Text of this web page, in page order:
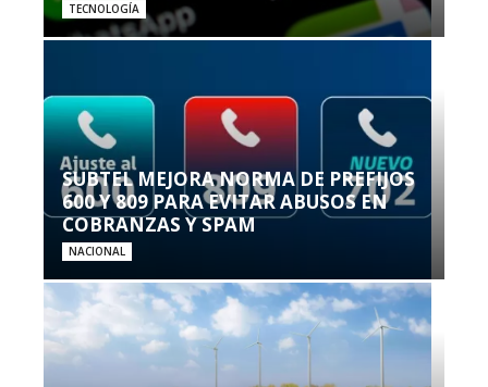
TECNOLOGÍA
SUBTEL MEJORA NORMA DE PREFIJOS
600 Y 809 PARA EVITAR ABUSOS EN
COBRANZAS Y SPAM
NACIONAL